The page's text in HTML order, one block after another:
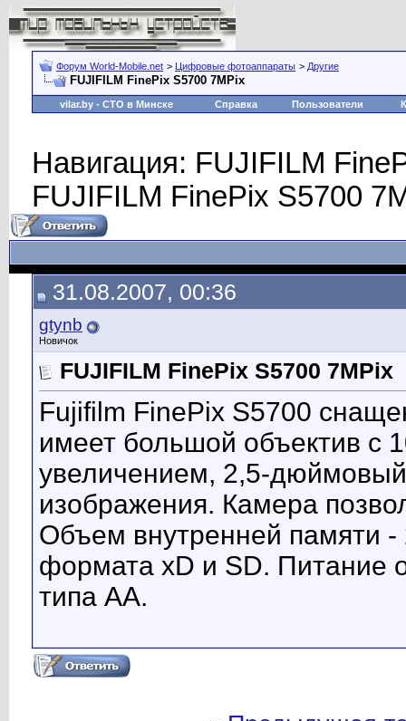
Форум World-Mobile.net > Цифровые фотоаппараты > Другие
FUJIFILM FinePix S5700 7MPix
vilar.by - СТО в Минске Справка Пользователи
Навигация: FUJIFILM
FUJIFILM FinePix S5700
31.08.2007, 00:36
gtynb
Новичок
FUJIFILM FinePix S5700 7MPix
Fujifilm FinePix S5700
имеет большой объектив с
увеличением, 2,5-
изображения. Камера
Объем внутренней памяти
формата xD и SD. Питание
типа AA.